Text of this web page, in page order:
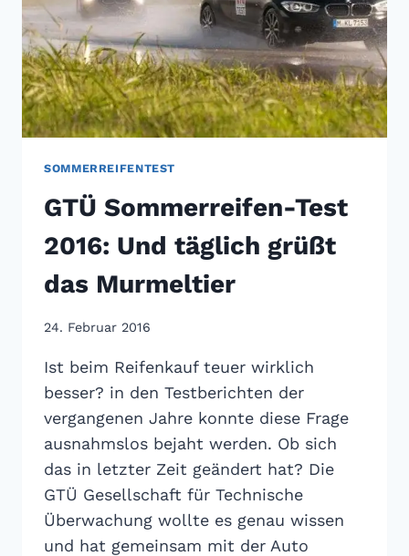
SOMMERREIFENTEST
GTÜ Sommerreifen-Test
2016: Und täglich grüßt
das Murmeltier
24. Februar 2016
Ist beim Reifenkauf teuer wirklich
besser? in den Testberichten der
vergangenen Jahre konnte diese Frage
ausnahmslos bejaht werden. Ob sich
das in letzter Zeit geändert hat? Die
GTÜ Gesellschaft für Technische
Überwachung wollte es genau wissen
und hat gemeinsam mit der Auto